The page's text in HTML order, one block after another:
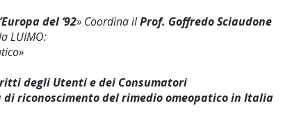
del ‘92» Coordina ilProf. Goffredo Sciaudone
LUIMO:
degli Utenti e dei Consumatori
di riconoscimento del rimedio omeopatico in Italia